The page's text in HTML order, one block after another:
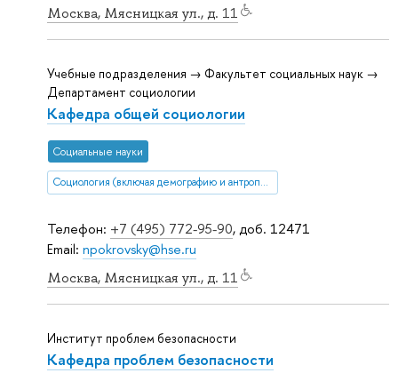
Москва, Мясницкая ул., д. 11
Телефон: +7 (495) 772-95-90, доб. 12471
Email: npokrovsky@hse.ru
Москва, Мясницкая ул., д. 11
Учебные подразделения → Факультет социальных наук →
Департамент социологии
Кафедра общей социологии
Социальные науки
Социология (включая демографию и антропологию)
Институт проблем безопасности
Кафедра проблем безопасности